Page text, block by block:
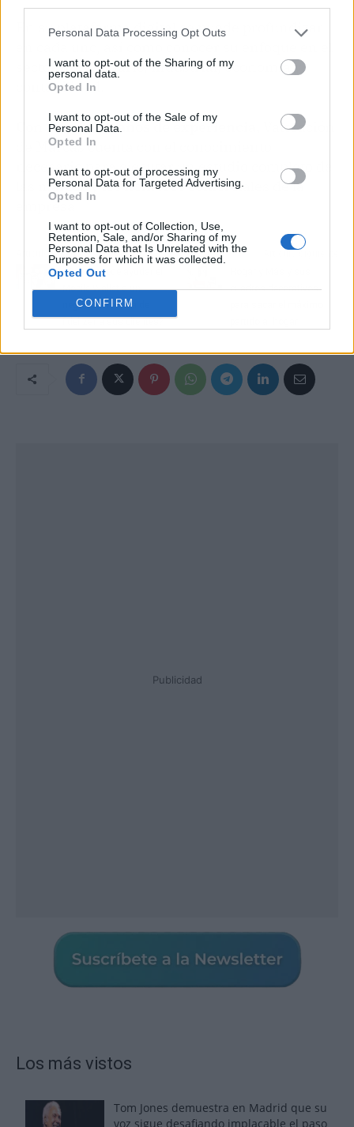
Personal Data Processing Opt Outs
I want to opt-out of the Sharing of my
personal data.
Opted In
I want to opt-out of the Sale of my
Personal Data.
Opted In
I want to opt-out of processing my
Personal Data for Targeted Advertising.
Opted In
I want to opt-out of Collection, Use,
Retention, Sale, and/or Sharing of my
Personal Data that Is Unrelated with the
Purposes for which it was collected.
Opted Out
CONFIRM
En su plataforma digital se puede profundizar
sector inmobiliario, industrial, economía y
contabilidad.
Con más de 12 años de experiencia,
Valoración
de Marcas cuenta con el conocimiento
necesario para ejecutar un estudio completo de
las marcas y los nombres comerciales de la
empresa.
Artículo anterior
¿Cómo puede ayudar el
Mobile Wallet a un
negocio a la hora de
fidelizar a sus clientes?
Artículo siguiente
cuadros decorativos
Publicidad
Los más vistos
Tom Jones demuestra en Madrid que su
voz sigue desafiando implacable el paso